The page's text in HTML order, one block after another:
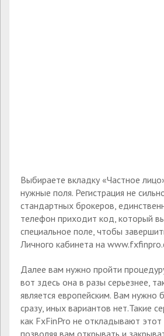
Выбираете вкладку «Частное
нужные поля. Регистрация не
стандартных брокеров,
телефон приходит код, который
специальное поле, чтобы
Личного кабинета на
Далее вам нужно пройти
вот здесь она в разы серьезнее,
является европейским. Вам нужно
сразу, иных вариантов нет.Такие
как FxFinPro не откладывают